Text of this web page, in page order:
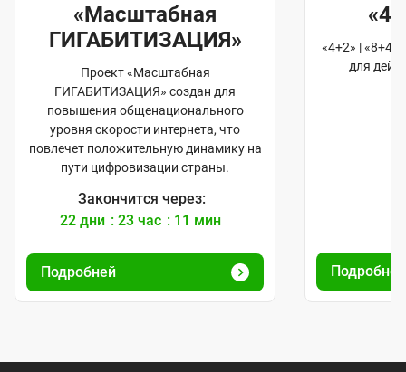
«Масштабная
создан для
интернета, что
динамику на
страны.
через:
11 мин
«4+2» | «8+4»
«4+2» | «8+4» - программа
для действующих абонентов
Подробней